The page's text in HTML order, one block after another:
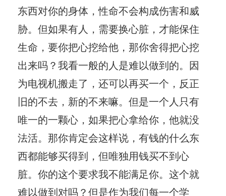
东西对你的身体，性命不会构成伤害和威
胁。但如果有人，需要换心脏，才能保住
生命，要你把心挖给他，那你舍得把心挖
出来吗？我看一般的人是难以做到的。因
为电视机搬走了，还可以再买一个，反正
旧的不去，新的不来嘛。但是一个人只有
唯一的一颗心，如果把心拿给你，他就没
法活。那你肯定会这样说，有钱的什么东
西都能够买得到，但唯独用钱买不到心
脏。你的这个要求我不能满足你。这个就
难以做到对吗？但是作为我们每一个学